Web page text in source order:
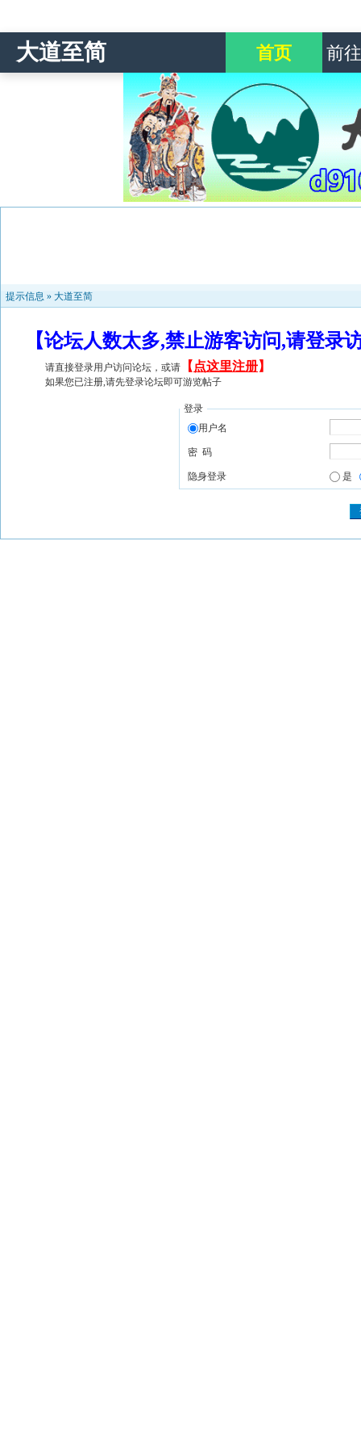
大道至简 首页 前
提示信息 » 大道至简
【论坛人数太多,禁止游客访问,请登
请直接登录用户访问论坛，或请 【 点这里注册】
如果您已注册,请先登录论坛即可游览帖子
登录
用户名
密 码
隐身登录 是